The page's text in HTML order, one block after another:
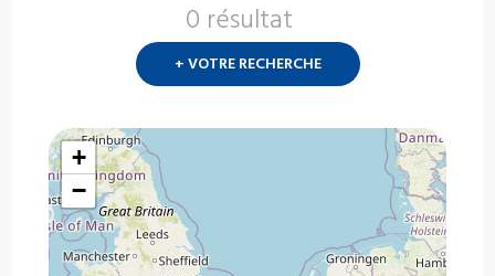
0 résultat
+ VOTRE RECHERCHE
+
−